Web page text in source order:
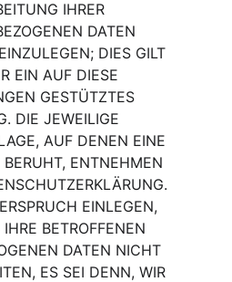
IHRER
DATEN
DIES GILT
EIN AUF DIESE
GESTÜTZTES
DIE JEWEILIGE
AUF DENEN EINE
ENTNEHMEN
EINLEGEN,
BETROFFENEN
DATEN NICHT
ES SEI DENN, WIR